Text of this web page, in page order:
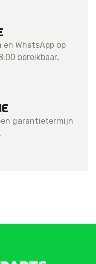
WhatsApp op
bereikbaar.
garantietermijn